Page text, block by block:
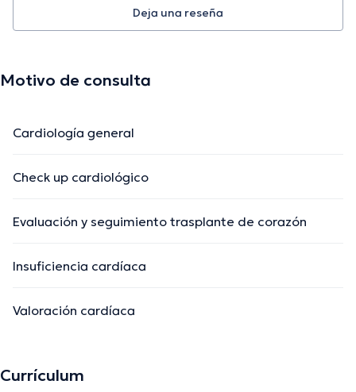
Deja una reseña
Motivo de consulta
Cardiología general
Check up cardiológico
Evaluación y seguimiento trasplante de corazón
Insuficiencia cardíaca
Valoración cardíaca
Currículum